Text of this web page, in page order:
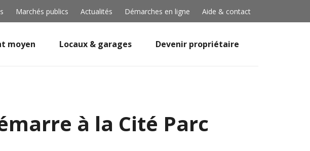
Marchés publics Actualités Démarches en ligne Aide & contact
moyen Locaux & garages Devenir propriétaire
à la Cité Parc